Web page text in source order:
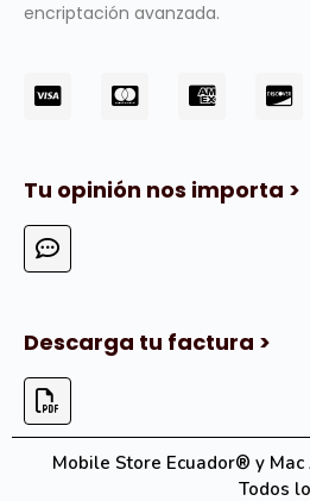
encriptación avanzada.
Tu opinión nos importa >
Descarga tu factura >
Mobile Store Ecuador® y
Todos